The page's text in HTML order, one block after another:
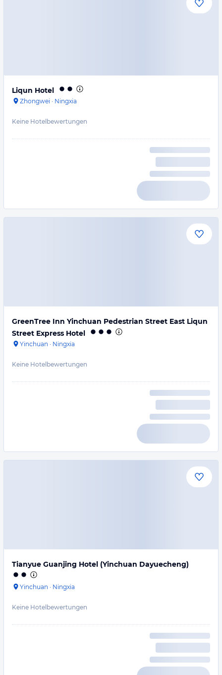
Liqun Hotel
Zhongwei · Ningxia
Keine Hotelbewertungen
GreenTree Inn Yinchuan Pedestrian Street East Liqun
Street Express Hotel
Yinchuan · Ningxia
Keine Hotelbewertungen
Tianyue Guanjing Hotel (Yinchuan Dayuecheng)
Yinchuan · Ningxia
Keine Hotelbewertungen